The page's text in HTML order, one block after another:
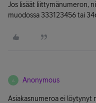
Jos lisäät liittymänumeron,
muodossa 333123456 tai
A Anonymous
Asiakasnumeroa ei